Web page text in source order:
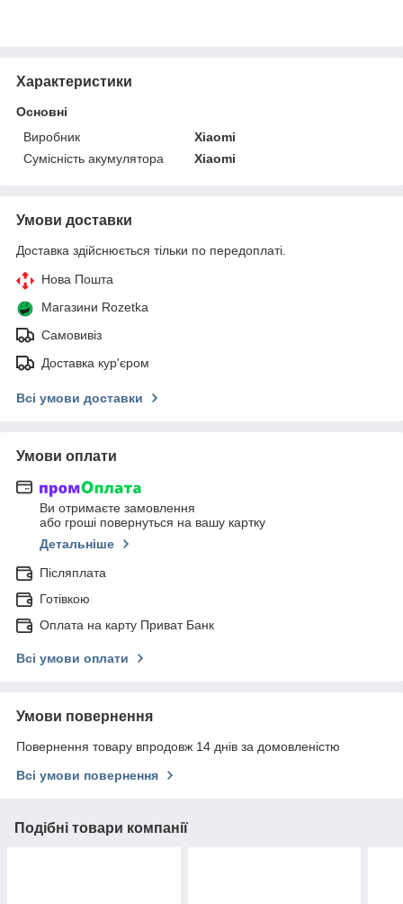
Характеристики
Основні
Виробник
Xiaomi
Сумісність акумулятора
Xiaomi
Умови доставки
Доставка здійснюється тільки по передоплаті.
Нова Пошта
Магазини Rozetka
Самовивіз
Доставка кур'єром
Всі умови доставки
Умови оплати
Ви отримаєте замовлення
або гроші повернуться на вашу картку
Детальніше
Післяплата
Готівкою
Оплата на карту Приват Банк
Всі умови оплати
Умови повернення
Повернення товару впродовж 14 днів за домовленістю
Всі умови повернення
Подібні товари компанії